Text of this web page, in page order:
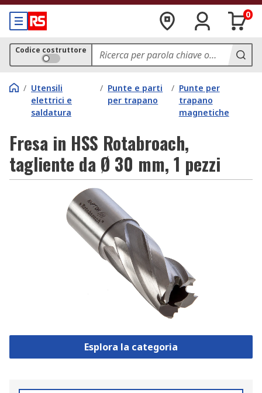
0
Codice costruttore
/ Utensili
elettrici e
saldatura
/ Punte e parti
per trapano
/ Punte per
trapano
magnetiche
Fresa in HSS Rotabroach,
tagliente da Ø 30 mm, 1 pezzi
Esplora la categoria